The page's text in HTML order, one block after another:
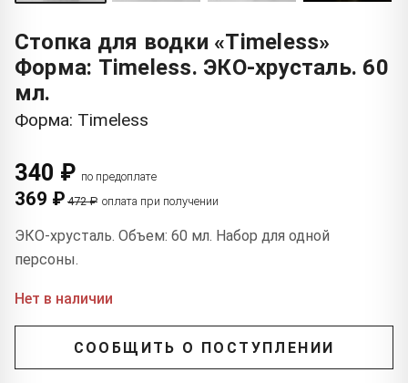
Стопка для водки «Timeless»
Форма: Timeless. ЭКО-хрусталь. 60
мл.
Форма: Timeless
340 ₽ по предоплате
369 ₽ 472 ₽ оплата при получении
ЭКО-хрусталь. Объем: 60 мл. Набор для одной
персоны.
Нет в наличии
СООБЩИТЬ О ПОСТУПЛЕНИИ